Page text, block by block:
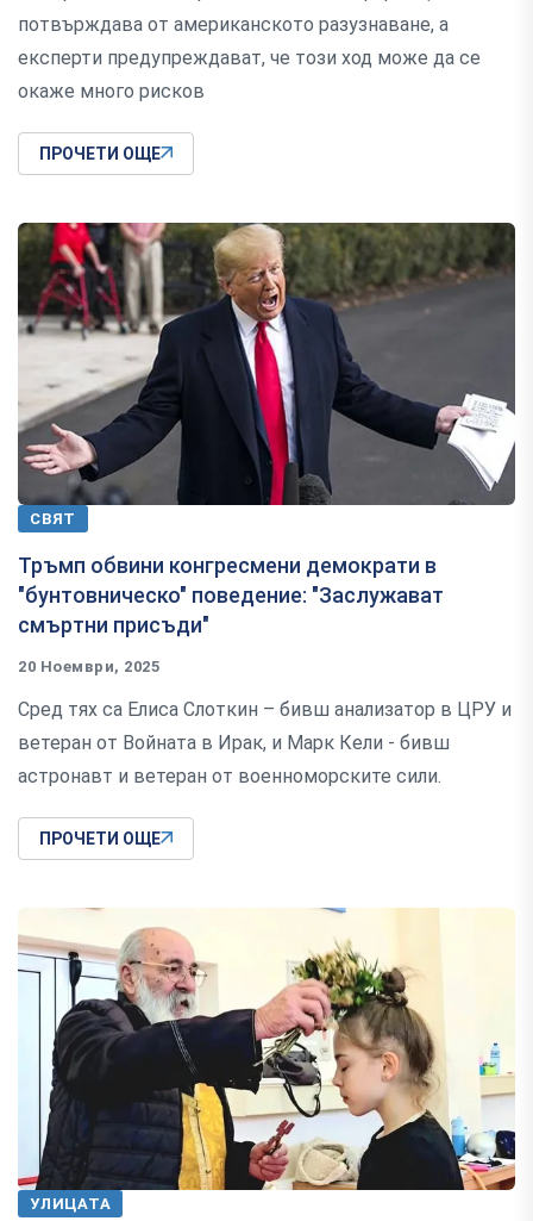
потвърждава от американското разузнаване, а
експерти предупреждават, че този ход може да се
окаже много рисков
ПРОЧЕТИ ОЩЕ
СВЯТ
Тръмп обвини конгресмени демократи в
"бунтовническо" поведение: "Заслужават
смъртни присъди"
20 Ноември, 2025
Сред тях са Елиса Слоткин – бивш анализатор в ЦРУ и
ветеран от Войната в Ирак, и Марк Кели - бивш
астронавт и ветеран от военноморските сили.
ПРОЧЕТИ ОЩЕ
УЛИЦАТА